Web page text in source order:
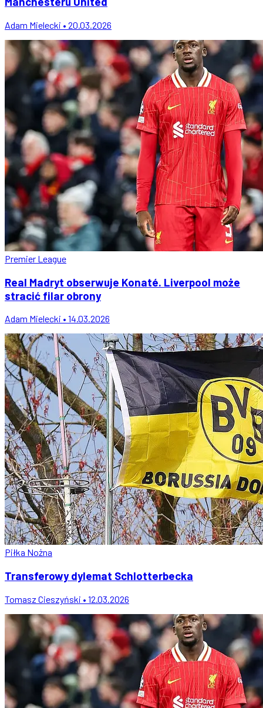
Adam Mielecki • 20.03.2026
Premier League
Real Madryt obserwuje Konaté. Liverpool może
stracić filar obrony
Adam Mielecki • 14.03.2026
Piłka Nożna
Transferowy dylemat Schlotterbecka
Tomasz Cieszyński • 12.03.2026